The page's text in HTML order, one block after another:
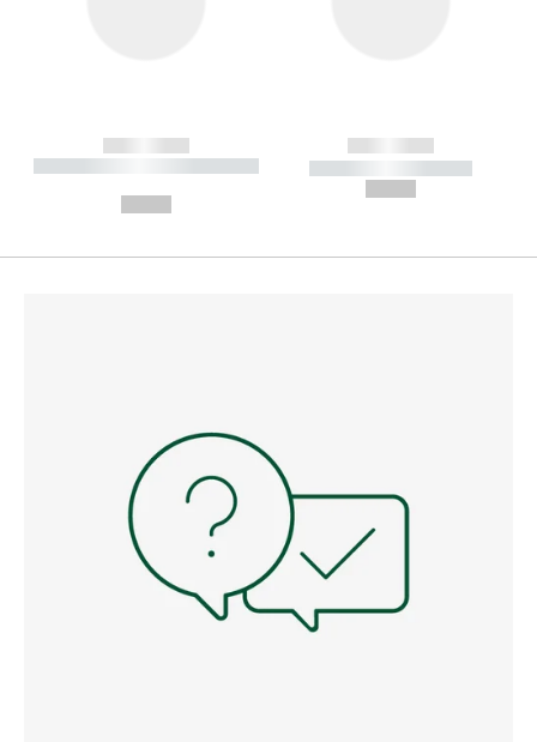
------------
----------- ----------- --------
------------
----------- -----------